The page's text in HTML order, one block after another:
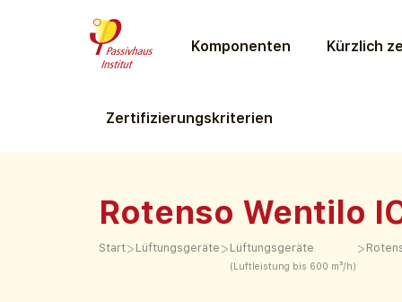
Komponenten Kürzlich
Zertifizierungs­kriterien
Rotenso Wentilo
Start> Lüftungs­geräte > Lüftungs­geräte
(Luftleistung bis 600 m³/h)
>